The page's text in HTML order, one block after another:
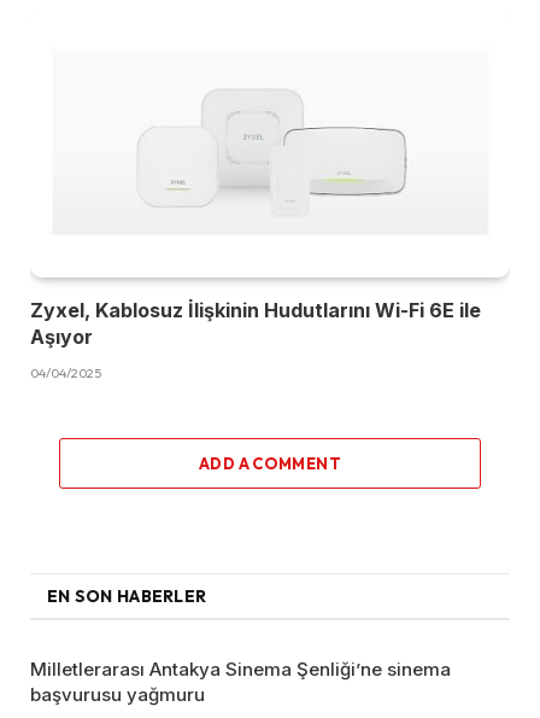
Zyxel, Kablosuz İlişkinin Hudutlarını Wi-Fi 6E ile
Aşıyor
04/04/2025
ADD A COMMENT
EN SON HABERLER
Milletlerarası Antakya Sinema Şenliği’ne sinema
başvurusu yağmuru